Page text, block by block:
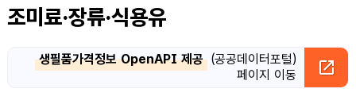
조미료·장류·식용유
생필품가격정보 OpenAPI 제공 (공공데이터포털)
페이지 이동